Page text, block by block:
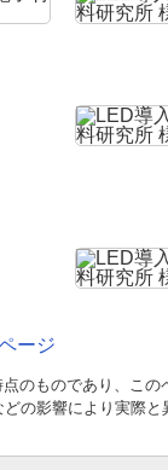
ージ
のものであり、こ
の影響により実際と